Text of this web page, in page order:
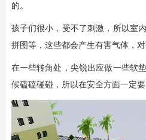
的。
孩子们很小，受不了刺激，所以室
拼图等，这些都会产生有害气体，
在一些转角处，尖锐出应做一些软
候磕磕碰碰，所以在安全方面一定要